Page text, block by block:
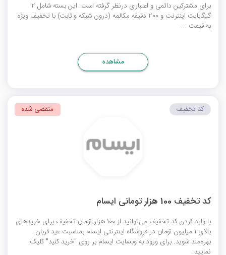
برای مشترکین دائمی و اعتباری درنظر گرفته است. این بسته شامل 2
گیگابایت اینترنت و 200 دقیقه مکالمه (درون شبکه و ثابت) با تخفیف ویژه
به قیمت ...
مشاهده
کد تخفیف 100 هزار تومانی ایسام
با وارد کردن کد تخفیف می‌توانید از 100 هزار تومان تخفیف برای خریدهای
بالای 1 میلیون تومان در فروشگاه اینترنتی ایسام بمناسبت عید قربان
بهره‌مند شوید. برای ورود به وبسایت ایسام بر روی "خرید کنید" کلیک
نمایید.
کد تخفیف منقضی شده